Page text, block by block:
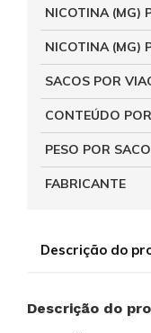
Descrição do
Descrição do
NICOTINA (MG)
NICOTINA (MG)
SACOS POR
CONTEÚDO
PESO POR
FABRICANTE